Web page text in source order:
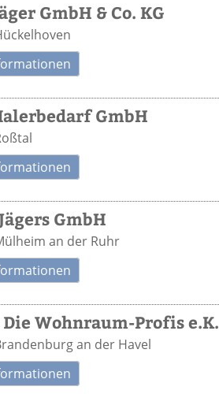
GmbH & Co. KG
GmbH
GmbH
an der Ruhr
Die Wohnraum-Profis e.K.
an der Havel